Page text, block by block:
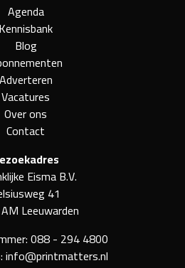
Agenda
Kennisbank
Blog
Adverteren
Vacatures
Over ons
Contact
Eisma B.V.
41
Leeuwarden
088 - 294 4800
info@printmatters.nl